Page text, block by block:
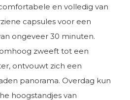
en volledig van
capsules voor een
ongeveer 30 minuten.
zweeft tot een
ontvouwt zich een
panorama. Overdag kun
hoogstandjes van